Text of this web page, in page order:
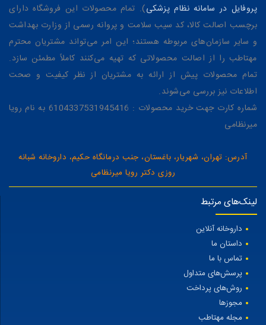
پروفایل در سامانه نظام پزشکی). تمام محصولات این فروشگاه دارای
برچسب اصالت کالا، کد سیب سلامت و پروانه رسمی از وزارت بهداشت
و سایر سازمان‌های مربوطه هستند؛ این امر می‌تواند مشتریان محترم
مهتاطب را از اصالت محصولاتی که تهیه می‌کنند کاملاً مطمئن سازد.
تمام محصولات پیش از ارائه به مشتریان از نظر کیفیت و صحت
اطلاعات نیز بررسی می‌شوند.
شماره کارت جهت خرید محصولات : 6104337531945416 به نام رویا
میرنظامی
آدرس: تهران، شهریار، باغستان، جنب درمانگاه حکیم، داروخانه شبانه
روزی دکتر رویا میرنظامی
لینک‌های مرتبط
داروخانه آنلاین
داستان ما
تماس با ما
پرسش‌های متداول
روش‌های پرداخت
مجوزها
مجله مهتاطب